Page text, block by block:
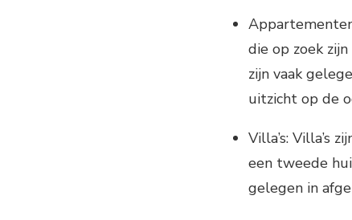
die op zoek
zijn vaak
uitzicht op de
Villa’s: Villa’s
een tweede
gelegen in